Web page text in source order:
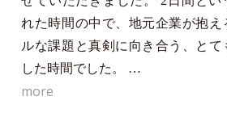
れた時間の中で、地元企業が抱え
ルな課題と真剣に向き合う、とて
した時間でした。 …
more